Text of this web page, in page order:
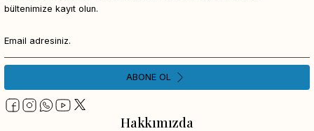
Hakkımızda
bültenimize kayıt olun.
ABONE OL